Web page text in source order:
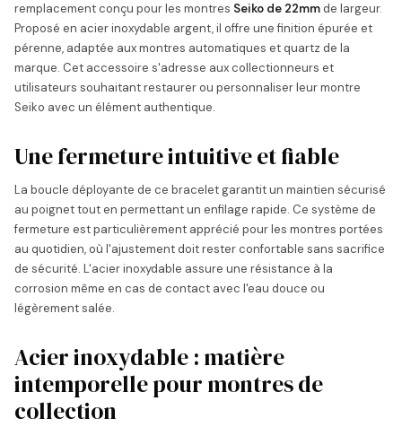
remplacement conçu pour les montres Seiko de 22mmde largeur.
Proposé en acier inoxydable argent, il offre une finition épurée et
pérenne, adaptée aux montres automatiques et quartz de la
marque. Cet accessoire s'adresse aux collectionneurs et
utilisateurs souhaitant restaurer ou personnaliser leur montre
Seiko avec un élément authentique.
Une fermeture intuitive et fiable
La boucle déployante de ce bracelet garantit un maintien sécurisé
au poignet tout en permettant un enfilage rapide. Ce système de
fermeture est particulièrement apprécié pour les montres portées
au quotidien, où l'ajustement doit rester confortable sans sacrifice
de sécurité. L'acier inoxydable assure une résistance à la
corrosion même en cas de contact avec l'eau douce ou
légèrement salée.
Acier inoxydable : matière
intemporelle pour montres de
collection